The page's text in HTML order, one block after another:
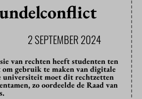
2 SEPTEMBER 2024
van rechten heeft studenten ten
gebruik te maken van digitale
universiteit moet dit rechtzetten
zo oordeelde de Raad van